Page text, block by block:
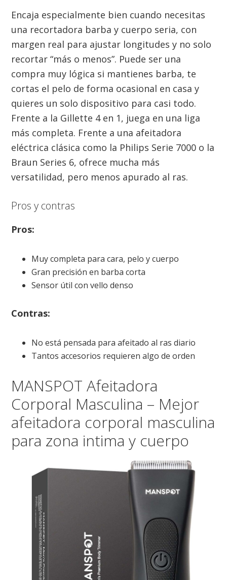
Encaja especialmente bien cuando necesitas
una recortadora barba y cuerpo seria, con
margen real para ajustar longitudes y no solo
recortar “más o menos”. Puede ser una
compra muy lógica si mantienes barba, te
cortas el pelo de forma ocasional en casa y
quieres un solo dispositivo para casi todo.
Frente a la Gillette 4 en 1, juega en una liga
más completa. Frente a una afeitadora
eléctrica clásica como la Philips Serie 7000 o la
Braun Series 6, ofrece mucha más
versatilidad, pero menos apurado al ras.
Pros y contras
Pros:
Muy completa para cara, pelo y cuerpo
Gran precisión en barba corta
Sensor útil con vello denso
Contras:
No está pensada para afeitado al ras diario
Tantos accesorios requieren algo de orden
MANSPOT Afeitadora
Corporal Masculina – Mejor
afeitadora corporal masculina
para zona intima y cuerpo